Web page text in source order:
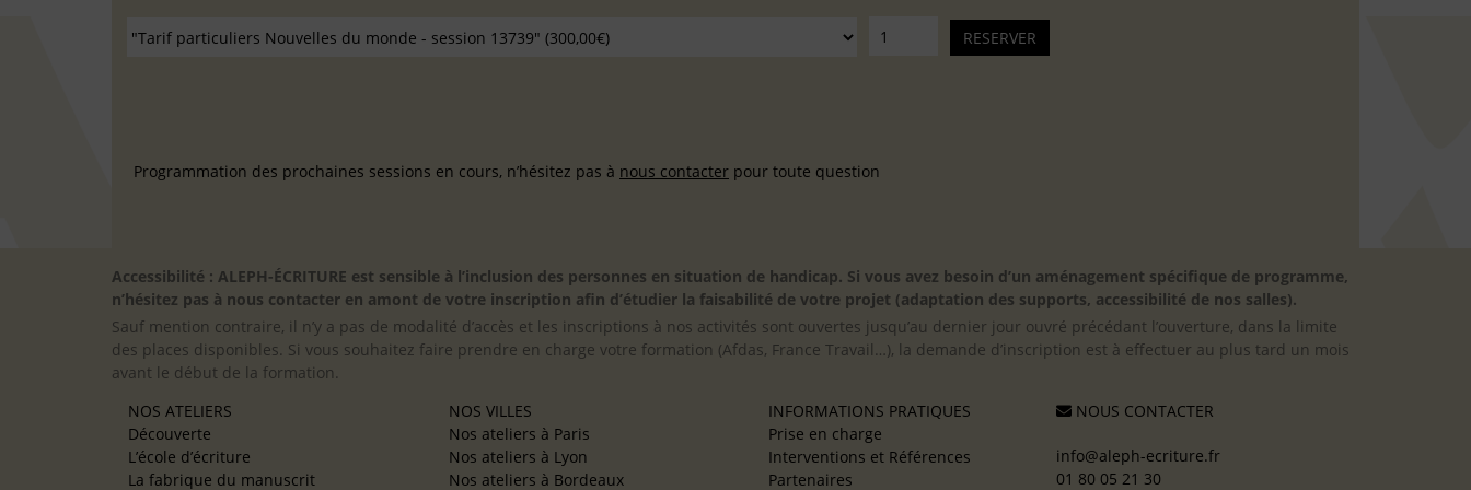
Programmation des prochaines sessions en cours, n’hésitez pas à nous contacter pour toute question
Accessibilité : ALEPH-ÉCRITURE est sensible à l’inclusion des personnes en situation de handicap. Si vous avez besoin d’un aménagement spécifique de programme,
n’hésitez pas à nous contacter en amont de votre inscription afin d’étudier la faisabilité de votre projet (adaptation des supports, accessibilité de nos salles).
Sauf mention contraire, il n’y a pas de modalité d’accès et les inscriptions à nos activités sont ouvertes jusqu’au dernier jour ouvré précédant l’ouverture, dans la limite
des places disponibles. Si vous souhaitez faire prendre en charge votre formation (Afdas, France Travail…), la demande d’inscription est à effectuer au plus tard un mois
avant le début de la formation.
NOS ATELIERS
Découverte
L’école d’écriture
La fabrique du manuscrit
NOS VILLES
Nos ateliers à Paris
Nos ateliers à Lyon
Nos ateliers à Bordeaux
INFORMATIONS PRATIQUES
Prise en charge
Interventions et Références
Partenaires
NOUS CONTACTER
info@aleph-ecriture.fr
01 80 05 21 30